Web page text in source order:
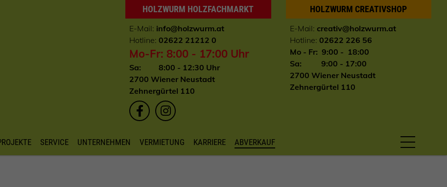
HOLZWURM HOLZFACHMARKT
E-Mail: info@holzwurm.at
Hotline: 02622 21212 0
Mo-Fr: 8:00 - 17:00 Uhr
Sa: 8:00 - 12:30 Uhr
2700 Wiener Neustadt
Zehnergürtel 110
HOLZWURM CREATIVSHOP
E-Mail: creativ@holzwurm.at
Hotline: 02622 226 56
Mo - Fr: 9:00 - 18:00
Sa: 9:00 - 17:00
2700 Wiener Neustadt
Zehnergürtel 110
SERVICE UNTERNEHMEN VERMIETUNG KARRIERE ABVERKAUF